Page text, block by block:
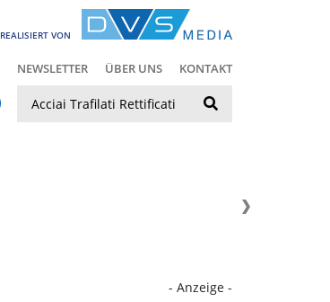
REALISIERT VON
NEWSLETTER ÜBER UNS KONTAKT
- Anzeige -